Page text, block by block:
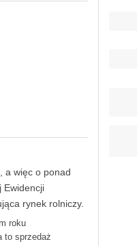
a więc o ponad
Ewidencji
rynek rolniczy.
roku
to sprzedaż